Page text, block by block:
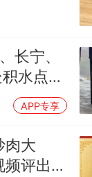
长宁、
水点正
APP专享
肉大
评出